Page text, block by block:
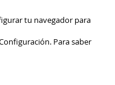
tu navegador para
Para saber